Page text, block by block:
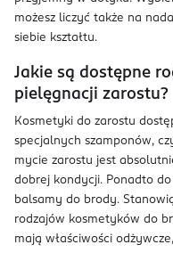
możesz liczyć także na
siebie kształtu.
Jakie są dostępne
pielęgnacji zarostu?
Kosmetyki do zarostu
specjalnych szamponów,
mycie zarostu jest
dobrej kondycji. Ponadto
balsamy do brody.
rodzajów kosmetyków do
mają właściwości